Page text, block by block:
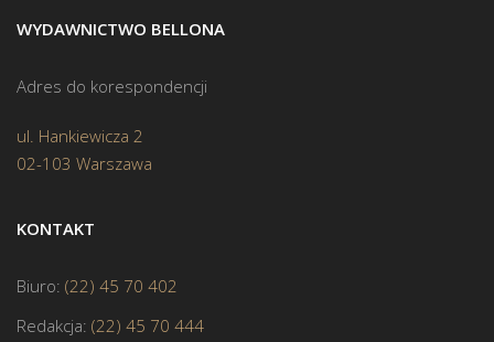
WYDAWNICTWO BELLONA
Adres do korespondencji
ul. Hankiewicza 2
02-103 Warszawa
KONTAKT
Biuro: (22) 45 70 402
Redakcja: (22) 45 70 444